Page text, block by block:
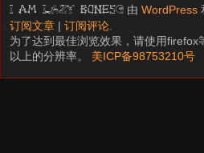
I am LAZY bones? 由WordPress
订阅文章 |订阅评论
为了达到最佳浏览效果，请使用firefox
以上的分辨率。 美ICP备98753210号